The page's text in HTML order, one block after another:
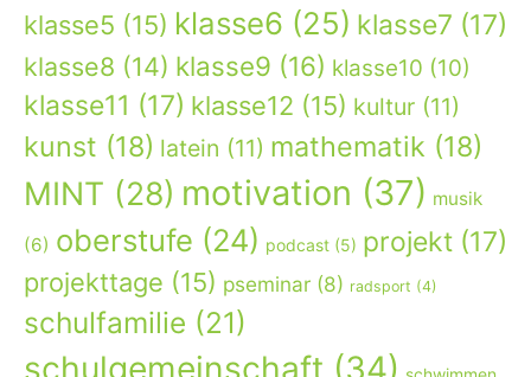
klasse5 (15) klasse6 (25) klasse7 (17)
klasse8 (14) klasse9 (16) klasse10 (10)
klasse11 (17) klasse12 (15) kultur (11)
kunst (18) latein (11) mathematik (18)
MINT (28) motivation (37) musik
(6) oberstufe (24) podcast (5) projekt (17)
projekttage (15) pseminar (8) radsport (4)
schulfamilie (21)
schulgemeinschaft (34)